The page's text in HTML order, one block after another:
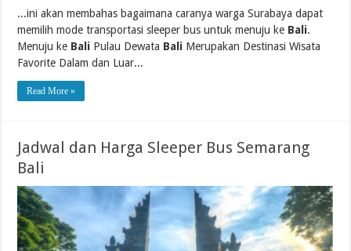
...ini akan membahas bagaimana caranya warga Surabaya dapat
memilih mode transportasi sleeper bus untuk menuju ke Bali.
Menuju ke Bali Pulau Dewata Bali Merupakan Destinasi Wisata
Favorite Dalam dan Luar...
Read More »
Jadwal dan Harga Sleeper Bus Semarang
Bali